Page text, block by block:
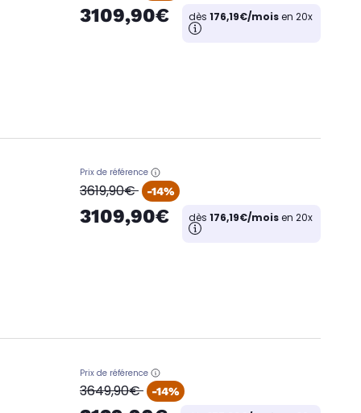
3109,90€ dès 176,19€/moisen 20x
Prix de référence
oldPrice
3619,90€ -14%
3109,90€ dès 176,19€/moisen 20x
Prix de référence
oldPrice
3649,90€ -14%